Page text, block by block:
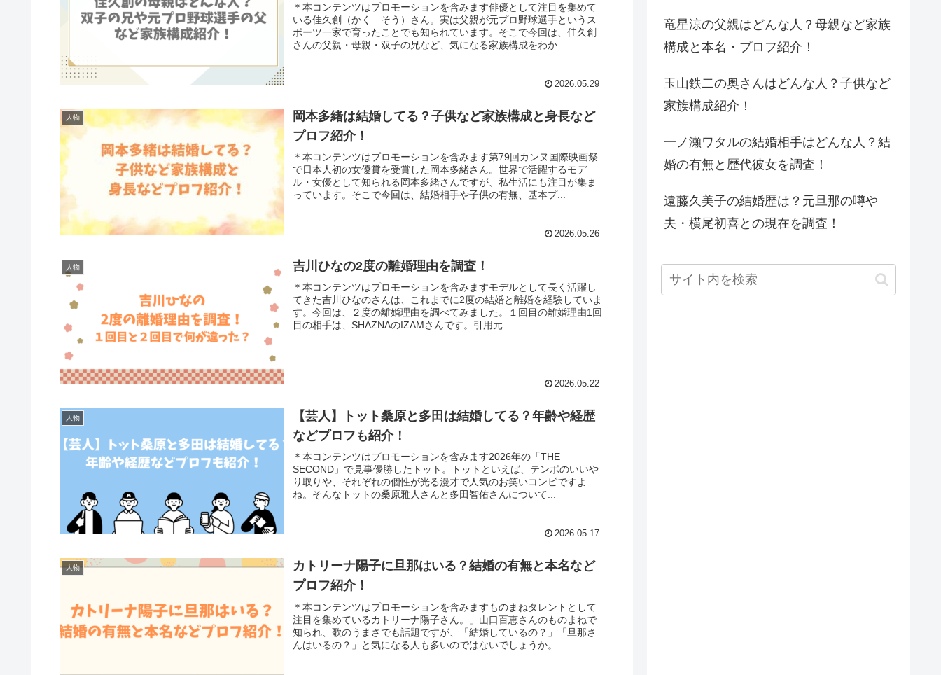
＊本コンテンツはプロモーションを含みます俳優として注目を集めて
いる佳久創（かく そう）さん。実は父親が元プロ野球選手というス
ポーツ一家で育ったことでも知られています。そこで今回は、佳久創
さんの父親・母親・双子の兄など、気になる家族構成をわか...
2026.05.29
人物
岡本多緒は結婚してる？子供など家族構成と身長など
プロフ紹介！
＊本コンテンツはプロモーションを含みます第79回カンヌ国際映画祭
で日本人初の女優賞を受賞した岡本多緒さん。世界で活躍するモデ
ル・女優として知られる岡本多緒さんですが、私生活にも注目が集ま
っています。そこで今回は、結婚相手や子供の有無、基本プ...
2026.05.26
人物 吉川ひなの2度の離婚理由を調査！
＊本コンテンツはプロモーションを含みますモデルとして長く活躍し
てきた吉川ひなのさんは、これまでに2度の結婚と離婚を経験していま
す。今回は、２度の離婚理由を調べてみました。１回目の離婚理由1回
目の相手は、SHAZNAのIZAMさんです。引用元...
2026.05.22
人物
【芸人】トット桑原と多田は結婚してる？年齢や経歴
などプロフも紹介！
＊本コンテンツはプロモーションを含みます2026年の「THE
SECOND」で見事優勝したトット。トットといえば、テンポのいいや
り取りや、それぞれの個性が光る漫才で人気のお笑いコンビですよ
ね。そんなトットの桑原雅人さんと多田智佑さんについて...
2026.05.17
人物
カトリーナ陽子に旦那はいる？結婚の有無と本名など
プロフ紹介！
＊本コンテンツはプロモーションを含みますものまねタレントとして
注目を集めているカトリーナ陽子さん。」山口百恵さんのものまねで
知られ、歌のうまさでも話題ですが、「結婚しているの？」「旦那さ
んはいるの？」と気になる人も多いのではないでしょうか。...
竜星涼の父親はどんな人？母親など家族
構成と本名・プロフ紹介！
玉山鉄二の奥さんはどんな人？子供など
家族構成紹介！
一ノ瀬ワタルの結婚相手はどんな人？結
婚の有無と歴代彼女を調査！
遠藤久美子の結婚歴は？元旦那の噂や
夫・横尾初喜との現在を調査！